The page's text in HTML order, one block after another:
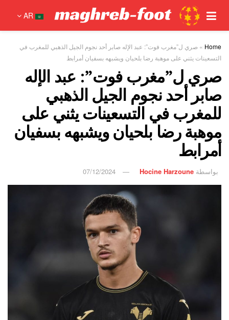
AR
Home
» صري ل”مغرب فوت”: عبد الإله صابر أحد نجوم الجيل الذهبي للمغرب في
التسعينات يثني على موهبة رضا بلحيان ويشبهه بسفيان أمرابط
صري ل”مغرب فوت”: عبد الإله
صابر أحد نجوم الجيل الذهبي
للمغرب في التسعينات يثني على
موهبة رضا بلحيان ويشبهه بسفيان
أمرابط
بواسطة Hocine Harzoune
07/12/2024